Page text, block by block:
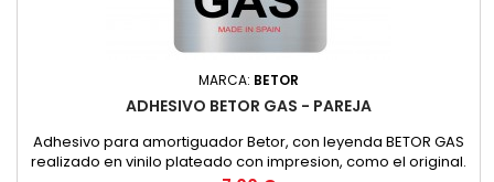
MARCA: BETOR
ADHESIVO BETOR GAS - PAREJA
Adhesivo para amortiguador Betor, con leyenda BETOR GAS
realizado en vinilo plateado con impresion, como el original.